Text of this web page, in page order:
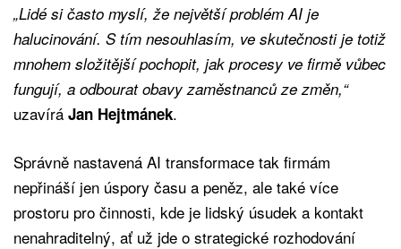
„Lidé si často myslí, že největší problém AI je
halucinování. S tím nesouhlasím, ve skutečnosti je totiž
mnohem složitější pochopit, jak procesy ve firmě vůbec
fungují, a odbourat obavy zaměstnanců ze změn,“
uzavírá Jan Hejtmánek.
Správně nastavená AI transformace tak firmám
nepřináší jen úspory času a peněz, ale také více
prostoru pro činnosti, kde je lidský úsudek a kontakt
nenahraditelný, ať už jde o strategické rozhodování